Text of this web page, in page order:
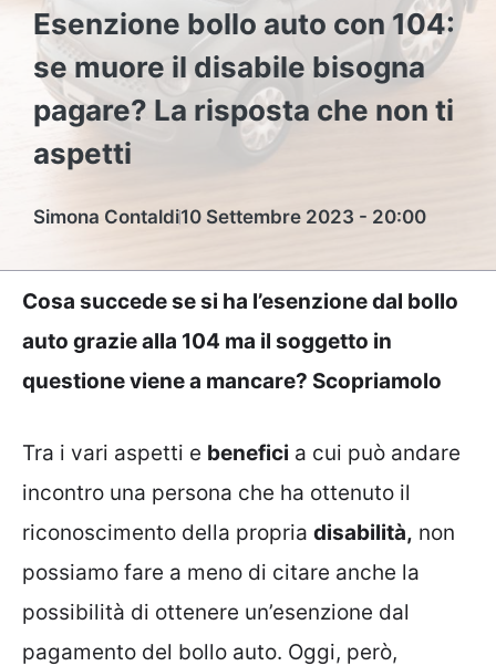
Esenzione bollo auto con 104:
se muore il disabile bisogna
pagare? La risposta che non ti
aspetti
Simona Contaldi10 Settembre 2023 - 20:00
Cosa succede se si ha l’esenzione dal bollo
auto grazie alla 104 ma il soggetto in
questione viene a mancare? Scopriamolo
Tra i vari aspetti e benefici a cui può andare
incontro una persona che ha ottenuto il
riconoscimento della propria disabilità, non
possiamo fare a meno di citare anche la
possibilità di ottenere un’esenzione dal
pagamento del bollo auto. Oggi, però,